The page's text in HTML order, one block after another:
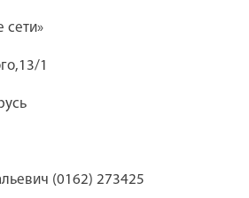
сети»
1
(0162) 273425